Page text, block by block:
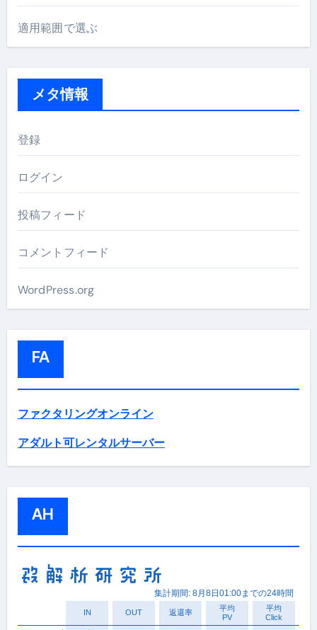
適用範囲で選ぶ
メタ情報
登録
ログイン
投稿フィード
コメントフィード
WordPress.org
FA
ファクタリングオンライン
アダルト可レンタルサーバー
AH